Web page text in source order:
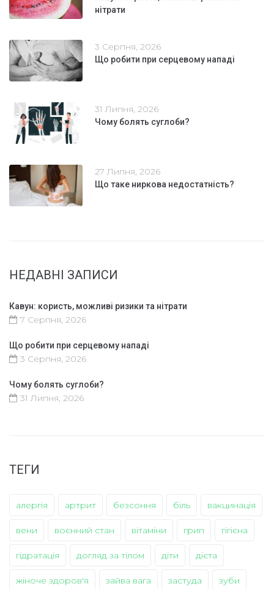
нітрати
3 Серпня, 2026
Що робити при серцевому нападі
31 Липня, 2026
Чому болять суглоби?
27 Липня, 2026
Що таке ниркова недостатність?
НЕДАВНІ ЗАПИСИ
Кавун: користь, можливі ризики та нітрати
7 Серпня, 2026
Що робити при серцевому нападі
3 Серпня, 2026
Чому болять суглоби?
31 Липня, 2026
ТЕГИ
алергія артрит безсоння біль вакцинація
вени воєнний стан вітаміни грип гігієна
гідратація догляд за тілом діти дієта
жіноче здоров'я зайва вага застуда зуби